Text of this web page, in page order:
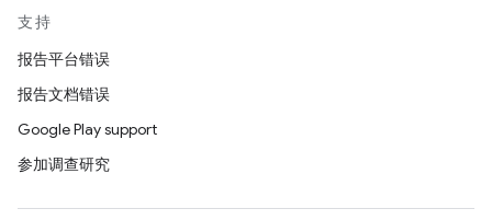
支持
报告平台错误
报告文档错误
Google Play support
参加调查研究